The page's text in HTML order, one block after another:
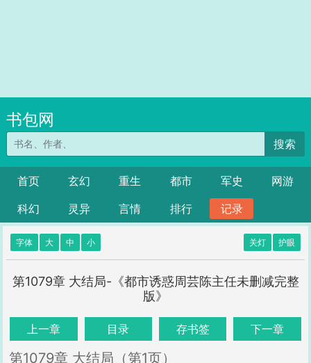
书包网
搜索
首页 玄幻 重生 都市 军史
网游
科幻
灵异 言情 排行 记录
字体 大 中 小 关灯 护眼
第1079章 大结局-《都市诱惑周芸陈主任未删减完整
版》
上一章 目录 存书签 下一章
第1079章 大结局（第1页）